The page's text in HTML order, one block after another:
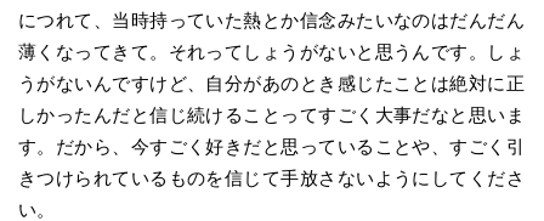
につれて、当時持っていた熱とか信念みたいなのはだんだん
薄くなってきて。それってしょうがないと思うんです。しょ
うがないんですけど、自分があのとき感じたことは絶対に正
しかったんだと信じ続けることってすごく大事だなと思いま
す。だから、今すごく好きだと思っていることや、すごく引
きつけられているものを信じて手放さないようにしてくださ
い。